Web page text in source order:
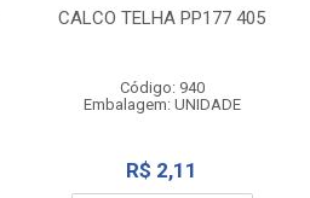
CALCO TELHA PP177 405
Código: 940
Embalagem: UNIDADE
R$ 2,11